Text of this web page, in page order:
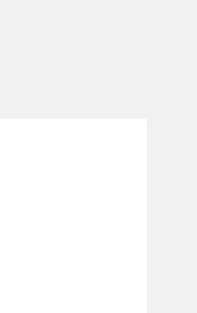
的手机应用各种使用方法特别简单，将